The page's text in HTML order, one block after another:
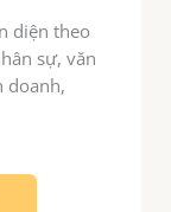
diện theo
sự, văn
doanh,